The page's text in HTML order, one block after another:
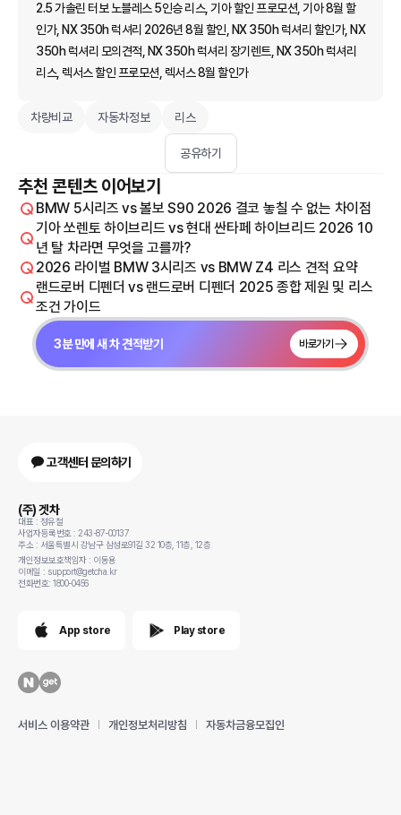
2.5 가솔린 터보 노블레스 5인승 리스, 기아 할인 프로모션, 기아 8월 할
인가, NX 350h 럭셔리 2026년 8월 할인, NX 350h 럭셔리 할인가, NX
350h 럭셔리 모의견적, NX 350h 럭셔리 장기렌트, NX 350h 럭셔리
리스, 렉서스 할인 프로모션, 렉서스 8월 할인가
차량비교 자동차정보 리스
공유하기
추천 콘텐츠 이어보기
BMW 5시리즈 vs 볼보 S90 2026 결코 놓칠 수 없는 차이점
기아 쏘렌토 하이브리드 vs 현대 싼타페 하이브리드 2026 10
년 탈 차라면 무엇을 고를까?
2026 라이벌 BMW 3시리즈 vs BMW Z4 리스 견적 요약
랜드로버 디펜더 vs 랜드로버 디펜더 2025 종합 제원 및 리스
조건 가이드
3분 만에 새 차 견적받기 바로가기
고객센터 문의하기
(주) 겟차
대표 : 정유철
사업자등록번호 : 243-87-00137
주소 : 서울특별시 강남구 삼성로91길 32 10층, 11층, 12층
개인정보보호책임자 : 이동용
이메일 : support@getcha.kr
전화번호: 1800-0456
App store Play store
서비스 이용약관 개인정보처리방침 자동차금융모집인